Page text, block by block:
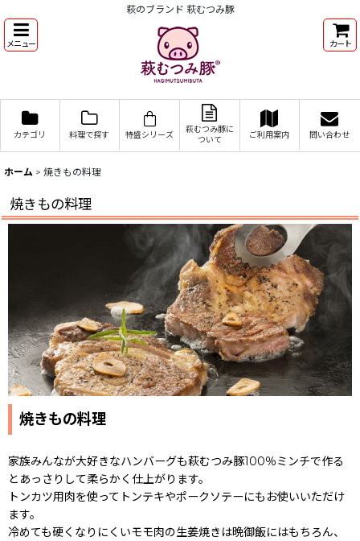
萩のブランド 萩むつみ豚
メニュー カート
カテゴリ 料理で探す 特盛シリーズ
萩むつみ豚に
ついて
ご利用案内 問い合わせ
ホーム > 焼きもの料理
焼きもの料理
焼きもの料理
家族みんなが大好きなハンバーグも萩むつみ豚100％ミンチで作る
とあっさりして柔らかく仕上がります。
トンカツ用肉を使ってトンテキやポークソテーにもお使いいただけ
ます。
冷めても硬くなりにくいモモ肉の生姜焼きは晩御飯にはもちろん、